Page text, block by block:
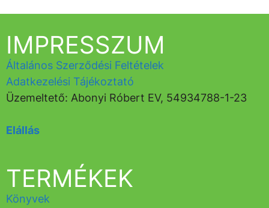
TERMÉKEK
Könyvek
IMPRESSZUM
Általános Szerződési Feltételek
Adatkezelési Tájékoztató
Üzemeltető: Abonyi Róbert EV, 54934788-1-23
Elállás